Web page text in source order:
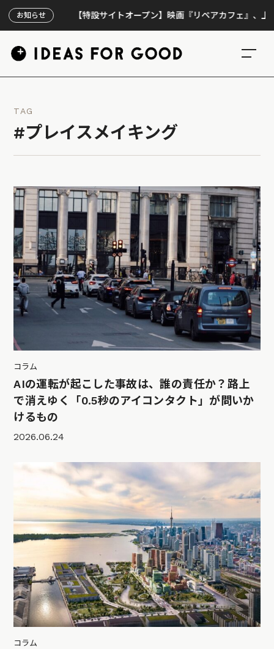
お知らせ【特設サイトオープン】映画『リペアカフェ』、上映300
TAG
#プレイスメイキング
コラム
AIの運転が起こした事故は、誰の責任か？路上
で消えゆく「0.5秒のアイコンタクト」が問いか
けるもの
2026.06.24
コラム